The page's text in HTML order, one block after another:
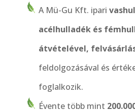
A Mü-Gu Kft. ipari
acélhulladék és
átvételével,
feldolgozásával és
foglalkozik.
Évente több mint